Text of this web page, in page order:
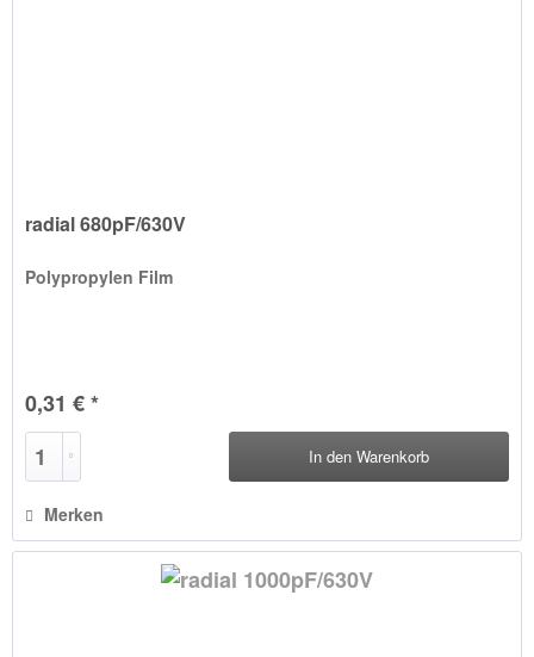
radial 680pF/630V
Polypropylen Film
0,31 € *
In den Warenkorb
Merken